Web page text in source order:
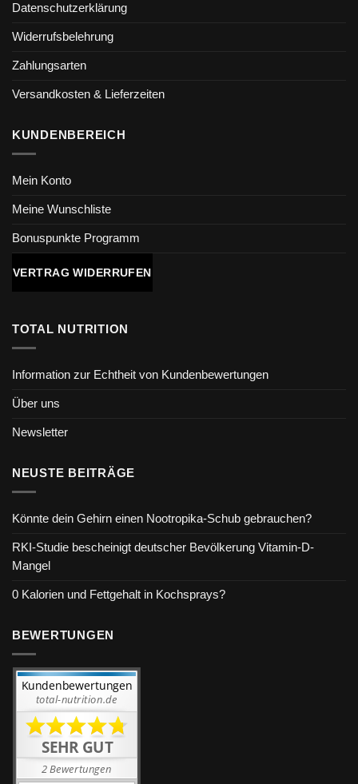
Datenschutzerklärung
Widerrufsbelehrung
Zahlungsarten
Versandkosten & Lieferzeiten
KUNDENBEREICH
Mein Konto
Meine Wunschliste
Bonuspunkte Programm
VERTRAG WIDERRUFEN
TOTAL NUTRITION
Information zur Echtheit von Kundenbewertungen
Über uns
Newsletter
NEUSTE BEITRÄGE
Könnte dein Gehirn einen Nootropika-Schub gebrauchen?
RKI-Studie bescheinigt deutscher Bevölkerung Vitamin-D-
Mangel
0 Kalorien und Fettgehalt in Kochsprays?
BEWERTUNGEN